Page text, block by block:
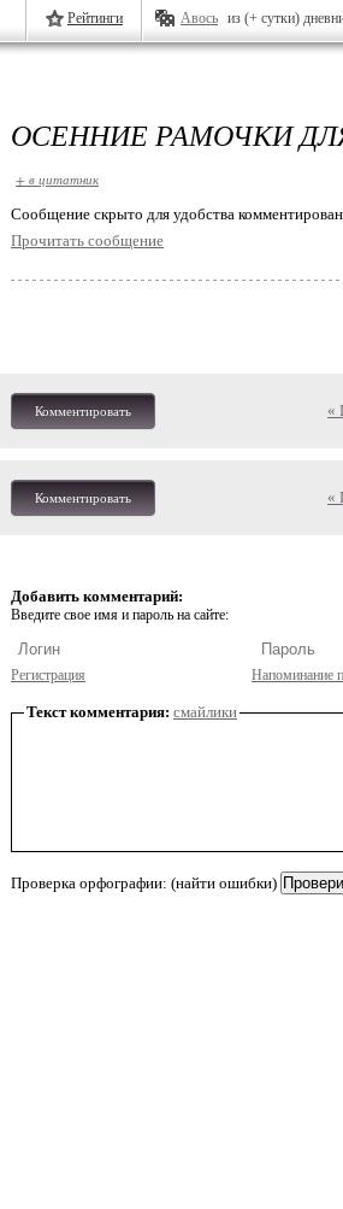
Рейтинги Авось из (+ сутки)
ОСЕННИЕ РАМОЧКИ
+ в цитатник
Cообщение скрыто для удобства
Прочитать сообщение
Комментировать «
Комментировать «
Добавить комментарий:
Введите свое имя и пароль на сайте:
Регистрация Напоминание
Текст комментария: смайлики
Проверка орфографии: (найти ошибки)